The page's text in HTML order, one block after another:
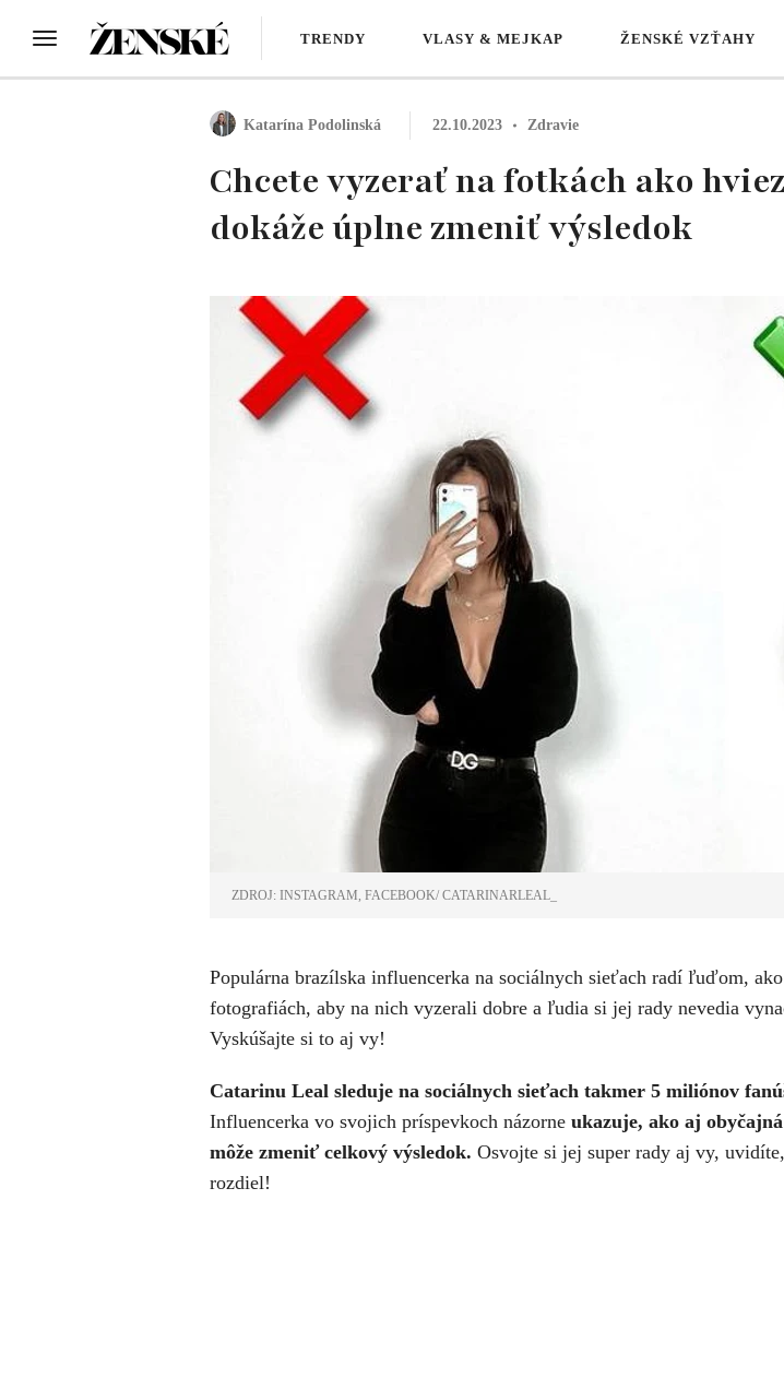
TRENDY VLASY & MEJKAP ŽENSKÉ VZŤAHY
Katarína Podolinská 22.10.2023 Zdravie
Chcete vyzerať na fotkách ako
dokáže úplne zmeniť výsledok
ZDROJ: INSTAGRAM, FACEBOOK/ CATARINARLEAL_
Populárna brazílska influencerka na sociálnych sieťach radí ľuďom,
fotografiách, aby na nich vyzerali dobre a ľudia si jej rady nevedia
Vyskúšajte si to aj vy!
Catarinu Leal sleduje na sociálnych sieťach takmer 5 miliónov
Influencerka vo svojich príspevkoch názorne ukazuje, ako aj
môže zmeniť celkový výsledok. Osvojte si jej super rady aj vy,
rozdiel!